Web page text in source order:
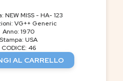
NEW MISS - HA- 123
VG++ Generic
Anno: 1970
Stampa: USA
CODICE: 46
AL CARRELLO